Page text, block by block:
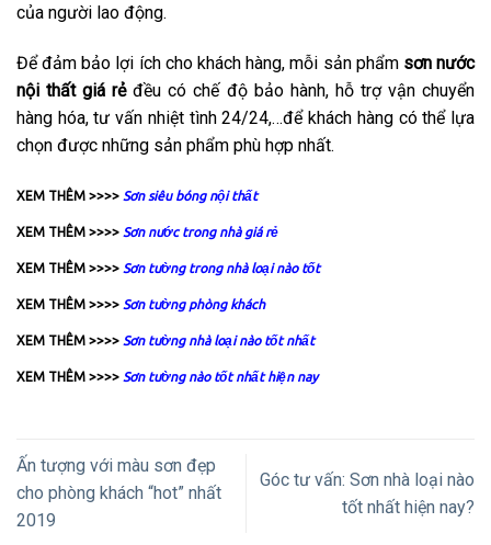
của người lao động.
Để đảm bảo lợi ích cho khách hàng, mỗi sản phẩm sơn nước
nội thất giá rẻđều có chế độ bảo hành, hỗ trợ vận chuyển
hàng hóa, tư vấn nhiệt tình 24/24,…để khách hàng có thể lựa
chọn được những sản phẩm phù hợp nhất.
XEM THÊM >>>> Sơn siêu bóng nội thất
XEM THÊM >>>> Sơn nước trong nhà giá rẻ
XEM THÊM >>>> Sơn tường trong nhà loại nào tốt
XEM THÊM >>>> Sơn tường phòng khách
XEM THÊM >>>> Sơn tường nhà loại nào tốt nhất
XEM THÊM >>>> Sơn tường nào tốt nhất hiện nay
Ấn tượng với màu sơn đẹp
cho phòng khách “hot” nhất
2019
Góc tư vấn: Sơn nhà loại nào
tốt nhất hiện nay?